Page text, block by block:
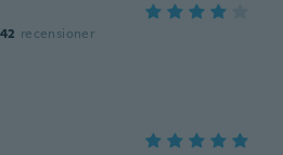
recensioner